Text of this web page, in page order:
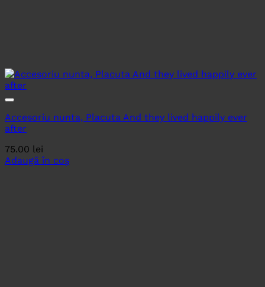
Accesoriu nunta, Placuta And they lived happily ever
after
75.00 lei
Adaugă în coș